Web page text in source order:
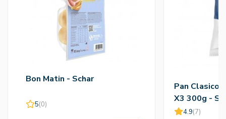
Bon Matin - Schar
5(0)
Pan Clasico
X3 300g -
4.9(7)